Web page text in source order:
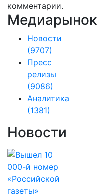
комментарии.
Медиарынок
Новости
(9707)
Пресс
релизы
(9086)
Аналитика
(1381)
Новости